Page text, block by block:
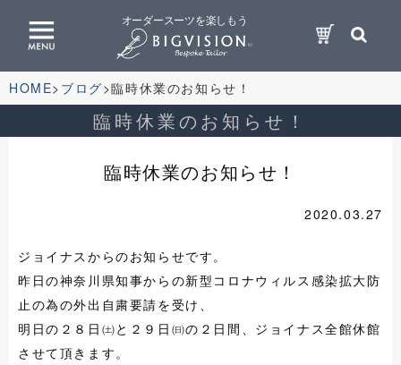
オーダースーツを楽しもう
HOME ブログ 臨時休業のお知らせ！
臨時休業のお知らせ！
臨時休業のお知らせ！
2020.03.27
ジョイナスからのお知らせです。
昨日の神奈川県知事からの新型コロナウィルス感染拡大防
止の為の外出自粛要請を受け、
明日の２８日㈯と２９日㈰の２日間、ジョイナス全館休館
させて頂きます。